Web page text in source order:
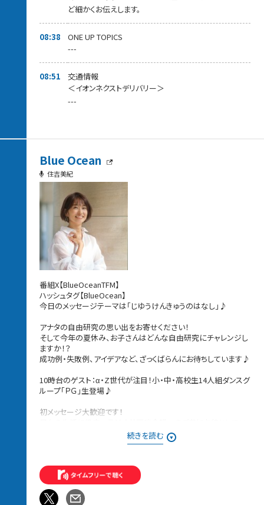
ど細かくお伝えします。
08:38
ONE UP TOPICS
---
08:51
交通情報
＜イオンネクストデリバリー＞
---
Blue Ocean
住吉美紀
番組X【BlueOceanTFM】
ハッシュタグ【BlueOcean】
今日のメッセージテーマは「じゆうけんきゅうのはなし」♪
アナタの自由研究の思い出をお寄せください！
そして今年の夏休み、お子さんはどんな自由研究にチャレンジし
ますか！？
成功例・失敗例、アイデアなど、ざっくばらんにお待ちしています♪
10時台のゲスト：α・Z世代が注目！小・中・高校生14人組ダンスグ
ループ「ＰＧ」生登場♪
初メッセージ大歓迎です！
メッセージは、Blue Oceanのウェブサイト、メッセージフォームか
続きを読む